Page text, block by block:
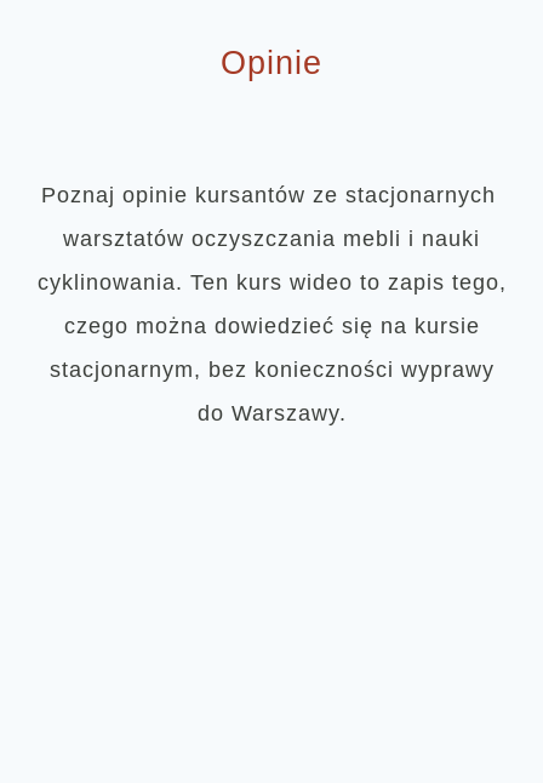
Opinie
Poznaj opinie kursantów ze stacjonarnych
warsztatów oczyszczania mebli i nauki
cyklinowania. Ten kurs wideo to zapis tego,
czego można dowiedzieć się na kursie
stacjonarnym, bez konieczności wyprawy
do Warszawy.